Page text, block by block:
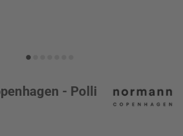
- Polli